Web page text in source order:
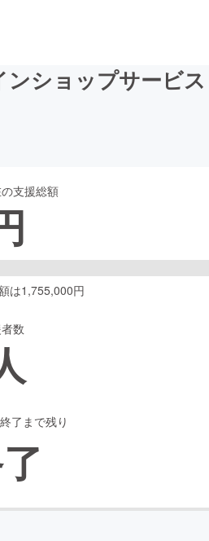
ア
ショップサービス
支援総額
は1,755,000円
数
了まで残り